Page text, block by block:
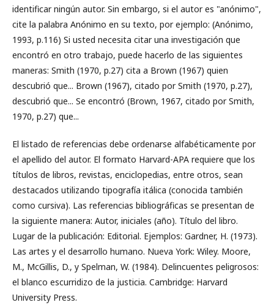
identificar ningún autor. Sin embargo, si el autor es "anónimo",
cite la palabra Anónimo en su texto, por ejemplo: (Anónimo,
1993, p.116) Si usted necesita citar una investigación que
encontró en otro trabajo, puede hacerlo de las siguientes
maneras: Smith (1970, p.27) cita a Brown (1967) quien
descubrió que... Brown (1967), citado por Smith (1970, p.27),
descubrió que... Se encontró (Brown, 1967, citado por Smith,
1970, p.27) que...
El listado de referencias debe ordenarse alfabéticamente por
el apellido del autor. El formato Harvard-APA requiere que los
títulos de libros, revistas, enciclopedias, entre otros, sean
destacados utilizando tipografía itálica (conocida también
como cursiva). Las referencias bibliográficas se presentan de
la siguiente manera: Autor, iniciales (año). Título del libro.
Lugar de la publicación: Editorial. Ejemplos: Gardner, H. (1973).
Las artes y el desarrollo humano. Nueva York: Wiley. Moore,
M., McGillis, D., y Spelman, W. (1984). Delincuentes peligrosos:
el blanco escurridizo de la justicia. Cambridge: Harvard
University Press.